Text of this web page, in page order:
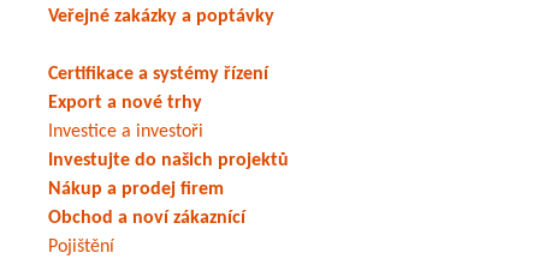
Veřejné zakázky a poptávky
Certifikace a systémy řízení
Export a nové trhy
Investice a investoři
Investujte do našich projektů
Nákup a prodej firem
Obchod a noví zákaznící
Pojištění